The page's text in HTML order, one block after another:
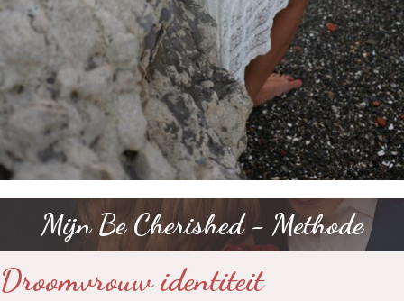
Mijn Be Cherished - Methode
Droomvrouw identiteit